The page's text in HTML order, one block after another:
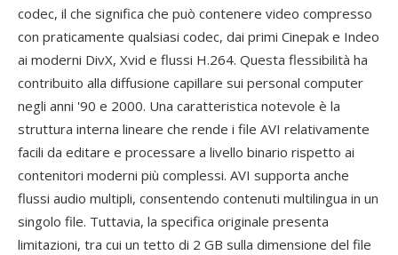
codec, il che significa che può contenere video compresso
con praticamente qualsiasi codec, dai primi Cinepak e Indeo
ai moderni DivX, Xvid e flussi H.264. Questa flessibilità ha
contribuito alla diffusione capillare sui personal computer
negli anni '90 e 2000. Una caratteristica notevole è la
struttura interna lineare che rende i file AVI relativamente
facili da editare e processare a livello binario rispetto ai
contenitori moderni più complessi. AVI supporta anche
flussi audio multipli, consentendo contenuti multilingua in un
singolo file. Tuttavia, la specifica originale presenta
limitazioni, tra cui un tetto di 2 GB sulla dimensione del file